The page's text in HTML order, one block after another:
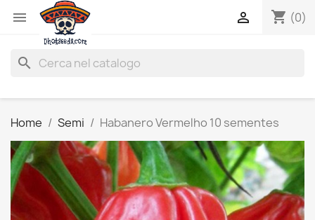
 shopping_cart (0)

search
Home Semi Habanero Vermelho 10 sementes